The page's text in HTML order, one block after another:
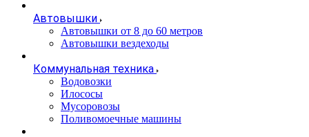
Автовышки
Автовышки от 8 до 60 метров
Автовышки вездеходы
Коммунальная техника
Водовозки
Илососы
Мусоровозы
Поливомоечные машины